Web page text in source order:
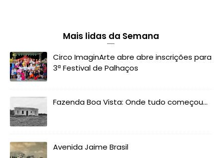
Mais lidas da Semana
Circo ImaginArte abre abre inscrições para
3ª Festival de Palhaços
Fazenda Boa Vista: Onde tudo começou...
Avenida Jaime Brasil